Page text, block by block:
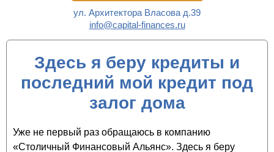
ул. Архитектора Власова д.39
info@capital-finances.ru
Здесь я беру кредиты и
последний мой кредит под
залог дома
Уже не первый раз обращаюсь в компанию
«Столичный Финансовый Альянс». Здесь я беру